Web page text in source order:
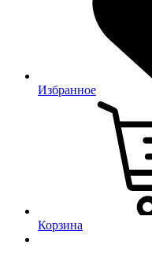
Избранное
Корзина